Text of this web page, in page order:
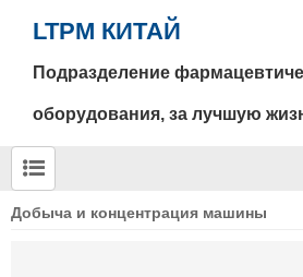
LTPM КИТАЙ
Подразделение
оборудования, за лучшую
Добыча и концентрация машины